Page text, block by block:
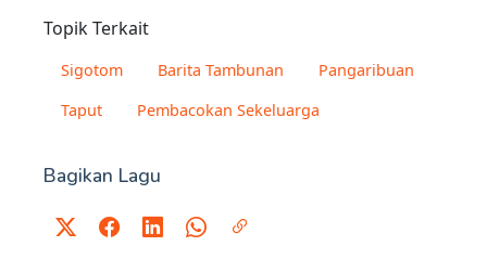
Topik Terkait
Sigotom Barita Tambunan
Pangaribuan
Taput
Pembacokan Sekeluarga
Bagikan Lagu